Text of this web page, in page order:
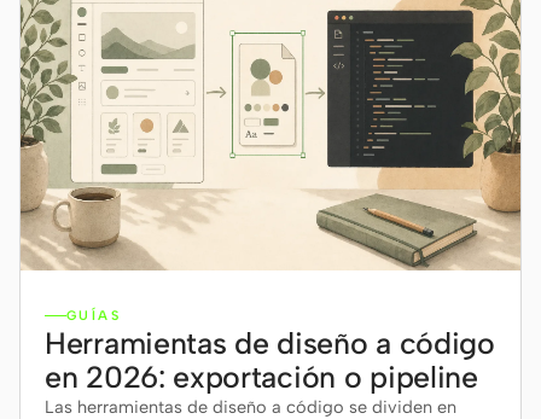
GUÍAS
Herramientas de diseño a código
en 2026: exportación o pipeline
Las herramientas de diseño a código se dividen en